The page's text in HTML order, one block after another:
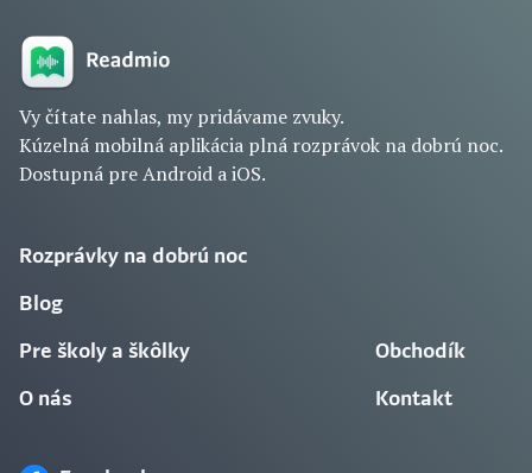
Vy čítate nahlas, my pridávame zvuky.
Kúzelná mobilná aplikácia plná rozprávok na dobrú noc.
Dostupná pre Android a iOS.
Rozprávky na dobrú noc
Blog
Pre školy a škôlky
O nás
Obchodík
Kontakt